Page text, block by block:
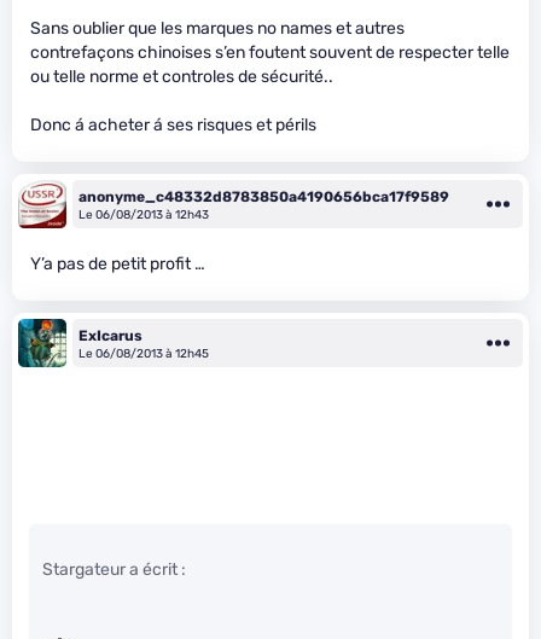
Sans oublier que les marques no names et autres
contrefaçons chinoises s’en foutent souvent de respecter telle
ou telle norme et controles de sécurité..
Donc á acheter á ses risques et périls
anonyme_c48332d8783850a4190656bca17f9589
Le 06/08/2013 à 12h43
Y’a pas de petit profit …
ExIcarus
Le 06/08/2013 à 12h45
Stargateur a écrit :